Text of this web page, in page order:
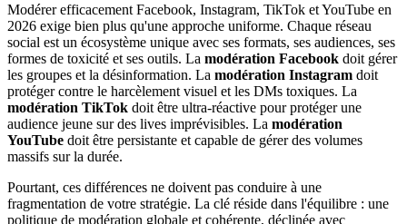
Modérer efficacement Facebook, Instagram, TikTok et YouTube en
2026 exige bien plus qu'une approche uniforme. Chaque réseau
social est un écosystème unique avec ses formats, ses audiences, ses
formes de toxicité et ses outils. La modération Facebook doit gérer
les groupes et la désinformation. La modération Instagram doit
protéger contre le harcèlement visuel et les DMs toxiques. La
modération TikTok doit être ultra-réactive pour protéger une
audience jeune sur des lives imprévisibles. La modération
YouTube doit être persistante et capable de gérer des volumes
massifs sur la durée.
Pourtant, ces différences ne doivent pas conduire à une
fragmentation de votre stratégie. La clé réside dans l'équilibre : une
politique de modération globale et cohérente, déclinée avec